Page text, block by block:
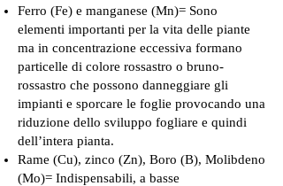
Ferro (Fe) e manganese (Mn)= Sono
elementi importanti per la vita delle piante
ma in concentrazione eccessiva formano
particelle di colore rossastro o bruno-
rossastro che possono danneggiare gli
impianti e sporcare le foglie provocando una
riduzione dello sviluppo fogliare e quindi
dell’intera pianta.
Rame (Cu), zinco (Zn), Boro (B), Molibdeno
(Mo)= Indispensabili, a basse